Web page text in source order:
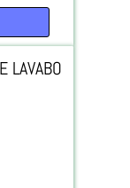
LAVABO